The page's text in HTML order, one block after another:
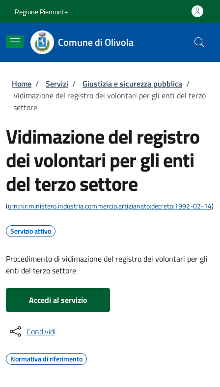
Regione Piemonte
Comune di Olivola
Briciole di pane
Home / Servizi / Giustizia e sicurezza pubblica /
Vidimazione del registro dei volontari per gli enti del terzo
settore
Vidimazione del registro
dei volontari per gli enti
del terzo settore
(urn:nir:ministero.industria.commercio.artigianato:decreto:1992-02-14)
Servizio attivo
Procedimento di vidimazione del registro dei volontari per gli
enti del terzo settore
Accedi al servizio
Condividi
Normativa di riferimento